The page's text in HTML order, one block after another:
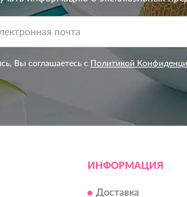
Вы соглашаетесь с Политикой
ИНФОРМАЦИЯ
Доставка